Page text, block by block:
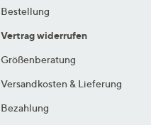
Bestellung
Vertrag widerrufen
Größenberatung
Versandkosten & Lieferung
Bezahlung